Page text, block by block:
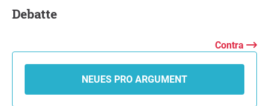
Debatte
Contra
NEUES PRO ARGUMENT